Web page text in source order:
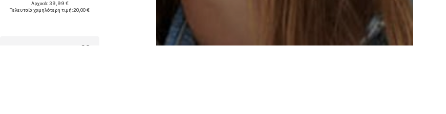
Αρχικά: 39,99 €
Τελευταία χαμηλότερη τιμή:20,00 €